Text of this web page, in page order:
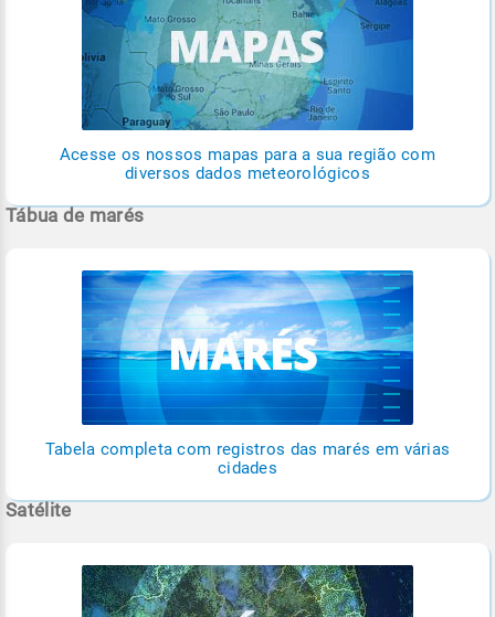
Acesse os nossos mapas para a sua região com
diversos dados meteorológicos
Tábua de marés
Tabela completa com registros das marés em várias
cidades
Satélite